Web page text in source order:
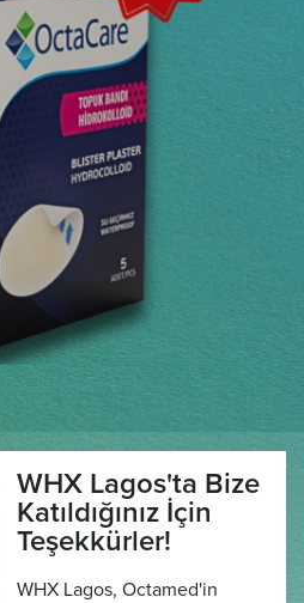
WHX Lagos'ta Bize
Katıldığınız İçin
Teşekkürler!
WHX Lagos, Octamed'in